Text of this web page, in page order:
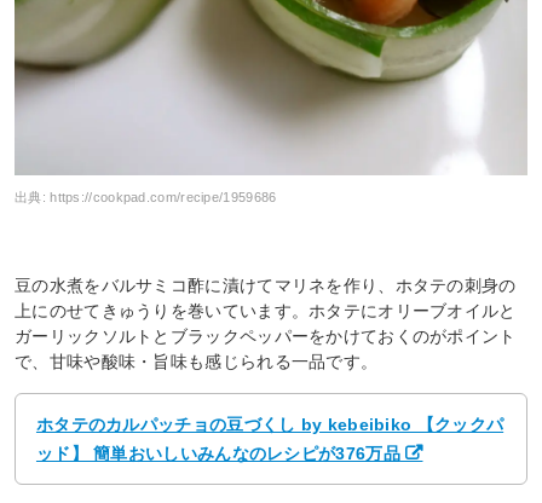
出典:https://cookpad.com/recipe/1959686
豆の水煮をバルサミコ酢に漬けてマリネを作り、ホタテの刺身の
上にのせてきゅうりを巻いています。ホタテにオリーブオイルと
ガーリックソルトとブラックペッパーをかけておくのがポイント
で、甘味や酸味・旨味も感じられる一品です。
ホタテのカルパッチョの豆づくし by kebeibiko 【クックパ
ッド】 簡単おいしいみんなのレシピが376万品